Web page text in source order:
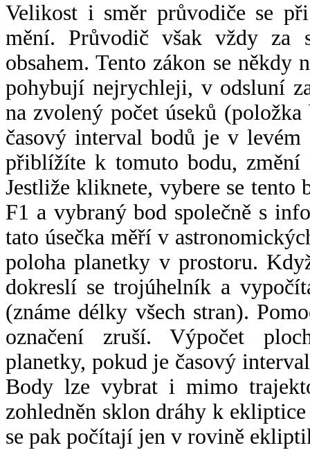
Velikost i směr průvodiče se
mění. Průvodič však vždy za
obsahem. Tento zákon se někdy
pohybují nejrychleji, v odsluní
na zvolený počet úseků
časový interval bodů je v
přiblížíte k tomuto bodu,
Jestliže kliknete, vybere se tento
F1 a vybraný bod společně s
tato úsečka měří v
poloha planetky v prostoru.
dokreslí se trojúhelník a
(známe délky všech stran).
označení zruší. Výpočet
planetky, pokud je časový
Body lze vybrat i mimo
zohledněn sklon dráhy k
se pak počítají jen v rovině